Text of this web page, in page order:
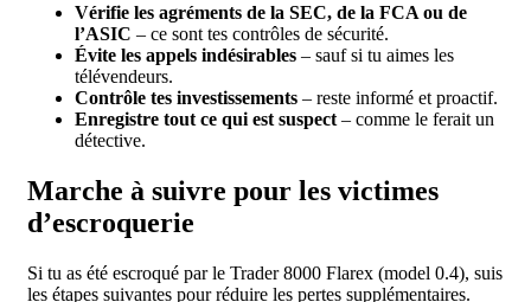
Vérifie les agréments de la SEC, de la FCA ou de
l’ASIC – ce sont tes contrôles de sécurité.
Évite les appels indésirables – sauf si tu aimes les
télévendeurs.
Contrôle tes investissements – reste informé et proactif.
Enregistre tout ce qui est suspect – comme le ferait un
détective.
Marche à suivre pour les victimes
d’escroquerie
Si tu as été escroqué par le Trader 8000 Flarex (model 0.4), suis
les étapes suivantes pour réduire les pertes supplémentaires.